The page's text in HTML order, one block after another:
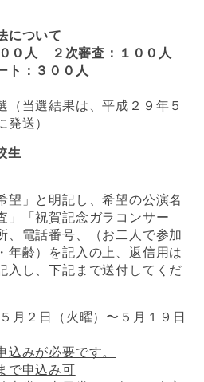
について
００人 ２次審査：１００人
ト：３００人
当選結果は、平成２９年５
発送）
生
望」と明記し、希望の公演名
」「祝賀記念ガラコンサー
、電話番号、（お二人で参加
年齢）を記入の上、返信用は
入し、下記まで送付してくだ
月２日（火曜）〜５月１９日
みが必要です。
で申込み可